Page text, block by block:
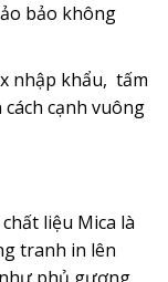
bảo không
nhập khẩu, tấm
cạnh vuông
liệu Mica là
tranh in lên
phủ gương